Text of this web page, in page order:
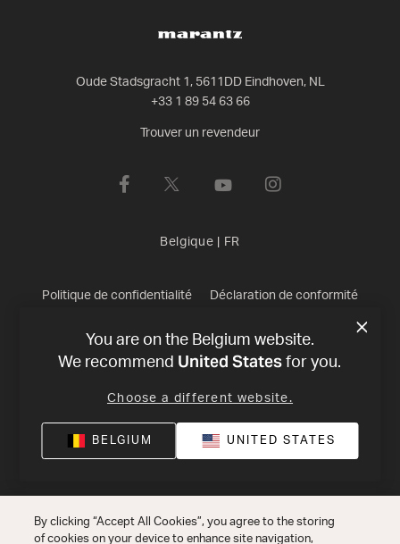
Oude Stadsgracht 1, 5611DD Eindhoven, NL
+33 1 89 54 63 66
Trouver un revendeur
Belgique FR
Politique de confidentialité Déclaration de conformité
Conditions de Vente © 2026 Harman International Industries,
Incorporated. All rights reserved.
You are on the Belgium website.
We recommend United States for you.
Choose a different website.
BELGIUM UNITED STATES
By clicking “Accept All Cookies”, you agree to the storing
of cookies on your device to enhance site navigation,